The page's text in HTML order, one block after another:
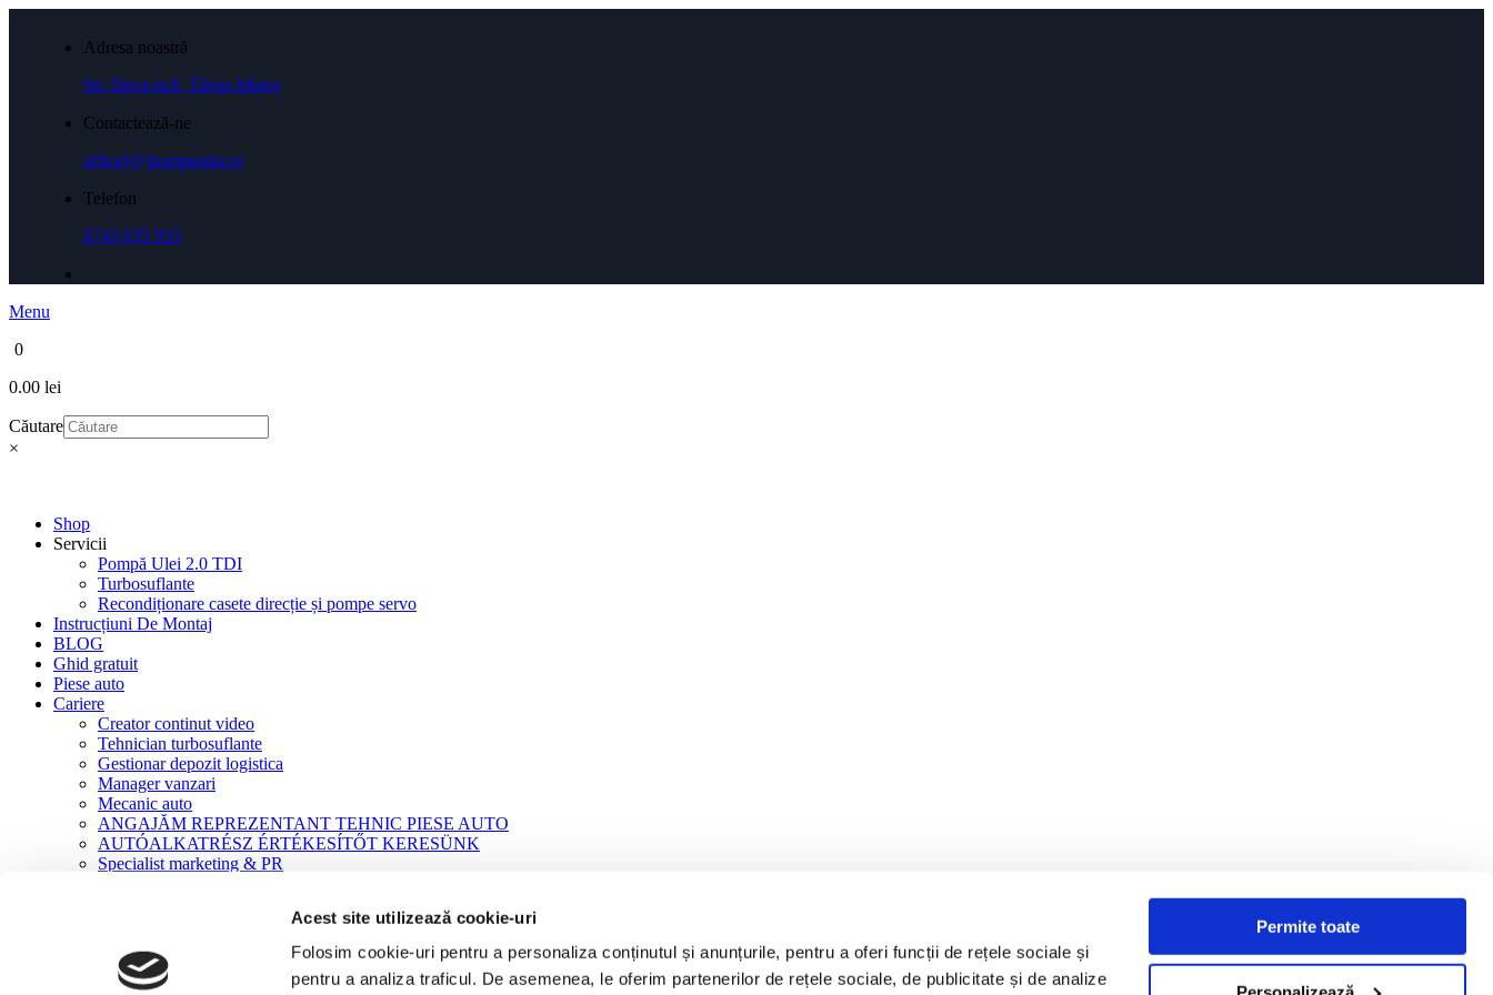
Acest site utilizează cookie-uri
Folosim cookie-uri pentru a personaliza conținutul și anunțurile, pentru a oferi funcții de rețele sociale și
pentru a analiza traficul. De asemenea, le oferim partenerilor de rețele sociale, de publicitate și de analize
Permite toate
Adresa noastră
Str. Deva nr.8, Târgu-Mureș
Contactează-ne
office[@]pompeulei.ro
Telefon
0743 035 955
Menu
0
0.00 lei
Căutare
×
Shop
Servicii
Pompă Ulei 2.0 TDI
Turbosuflante
Recondiționare casete direcție și pompe servo
Instrucțiuni De Montaj
BLOG
Ghid gratuit
Piese auto
Cariere
Creator continut video
Tehnician turbosuflante
Gestionar depozit logistica
Manager vanzari
Mecanic auto
ANGAJĂM REPREZENTANT TEHNIC PIESE AUTO
AUTÓALKATRÉSZ ÉRTÉKESÍTŐT KERESÜNK
Specialist marketing & PR
Turbosuflante NOI
Turbo NOU VOLVO S60 / V40 / V60 / V70 2.0T 122CP – 152CP – 190CP B01G